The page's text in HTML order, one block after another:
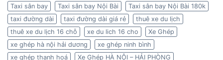
Taxi sân bay
Taxi sân bay Nội Bài
Taxi sân bay Nội Bài 180k
taxi đường dài
taxi đường dài giá rẻ
thuê xe du lịch
thuê xe du lịch 16 chỗ
xe du lich 16 cho
Xe Ghép
xe ghép hà nội hải dương
xe ghép ninh bình
xe ghép thanh hoá
Xe Ghép HÀ NỘI – HẢI PHÒNG